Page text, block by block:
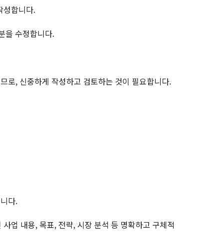
성합니다.
을 수정합니다.
로, 신중하게 작성하고 검토하는 것이 필요합니다.
다.
업 내용, 목표, 전략, 시장 분석 등 명확하고 구체적